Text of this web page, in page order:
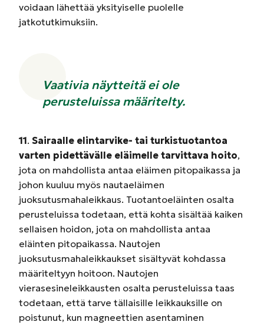
voidaan lähettää yksityiselle puolelle
jatkotutkimuksiin.
Vaativia näytteitä ei ole
perusteluissa määritelty.
11. Sairaalle elintarvike- tai turkistuotantoa
varten pidettävälle eläimelle tarvittava hoito,
jota on mahdollista antaa eläimen pitopaikassa ja
johon kuuluu myös nautaeläimen
juoksutusmahaleikkaus. Tuotantoeläinten osalta
perusteluissa todetaan, että kohta sisältää kaiken
sellaisen hoidon, jota on mahdollista antaa
eläinten pitopaikassa. Nautojen
juoksutusmahaleikkaukset sisältyvät kohdassa
määriteltyyn hoitoon. Nautojen
vierasesineleikkausten osalta perusteluissa taas
todetaan, että tarve tällaisille leikkauksille on
poistunut, kun magneettien asentaminen